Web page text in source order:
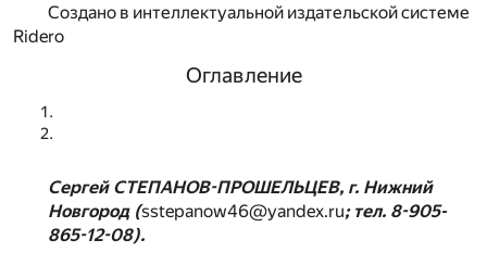
Создано в интеллектуальной издательской системе
Ridero
Оглавление
Сергей СТЕПАНОВ-ПРОШЕЛЬЦЕВ, г. Нижний
Новгород (sstepanow46@yandex.ru; тел. 8-905-
865-12-08).